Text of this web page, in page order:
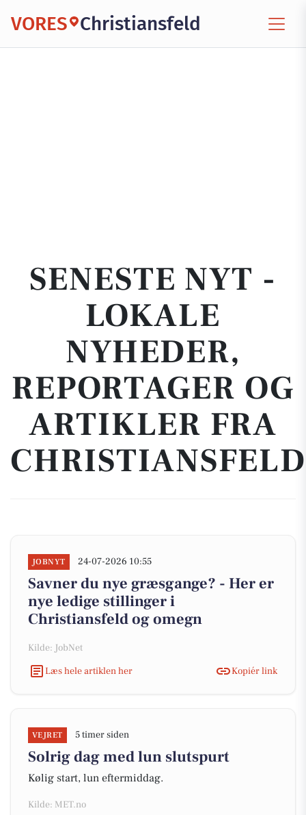
VORES Christiansfeld
SENESTE NYT -
LOKALE
NYHEDER,
REPORTAGER OG
ARTIKLER FRA
CHRISTIANSFELD
JOBNYT 24-07-2026 10:55
Savner du nye græsgange? - Her er
nye ledige stillinger i
Christiansfeld og omegn
Kilde: JobNet
Læs hele artiklen her
Kopiér link
VEJRET 5 timer siden
Solrig dag med lun slutspurt
Kølig start, lun eftermiddag.
Kilde: MET.no